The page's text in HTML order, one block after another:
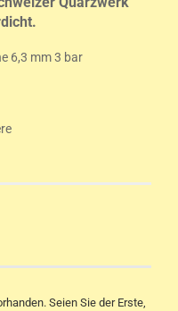
6,3 mm 3 bar
Seien Sie der Erste,